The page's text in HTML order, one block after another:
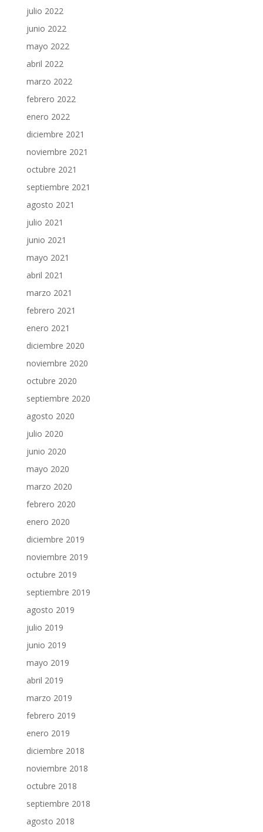
julio 2022
junio 2022
mayo 2022
abril 2022
marzo 2022
febrero 2022
enero 2022
diciembre 2021
noviembre 2021
octubre 2021
septiembre 2021
agosto 2021
julio 2021
junio 2021
mayo 2021
abril 2021
marzo 2021
febrero 2021
enero 2021
diciembre 2020
noviembre 2020
octubre 2020
septiembre 2020
agosto 2020
julio 2020
junio 2020
mayo 2020
marzo 2020
febrero 2020
enero 2020
diciembre 2019
noviembre 2019
octubre 2019
septiembre 2019
agosto 2019
julio 2019
junio 2019
mayo 2019
abril 2019
marzo 2019
febrero 2019
enero 2019
diciembre 2018
noviembre 2018
octubre 2018
septiembre 2018
agosto 2018